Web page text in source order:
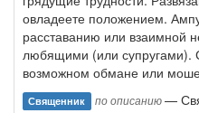
овладеете положением.
расставанию или взаимной
любящими (или супругами).
возможном обмане или
Священник по описанию—